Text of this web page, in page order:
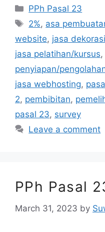
Categories
PPh Pasal 23
Tags
2%, asa
website, jasa dekorasi
jasa pelatihan/kursus,
penyiapan/
jasa webhosting,
2, pembibitan,
pasal 23, survey
Leave a comment
PPh Pasal
March 31, 2023 by